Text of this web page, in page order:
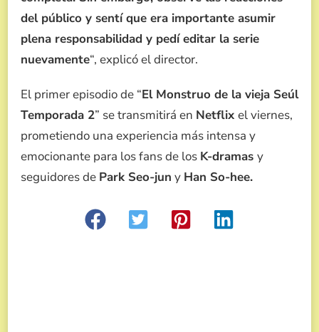
del público y sentí que era importante asumir
plena responsabilidad y pedí editar la serie
nuevamente“, explicó el director.
El primer episodio de “El Monstruo de la vieja Seúl
Temporada 2” se transmitirá en Netflix el viernes,
prometiendo una experiencia más intensa y
emocionante para los fans de los K-dramas y
seguidores de Park Seo-jun y Han So-hee.